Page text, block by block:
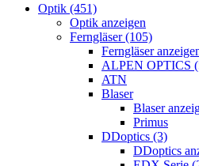
Optik (451)
Optik anzeigen
Ferngläser (105)
Ferngläser
ALPEN OPTICS
ATN
Blaser
Blaser
Primus
DDoptics (3)
DDoptics